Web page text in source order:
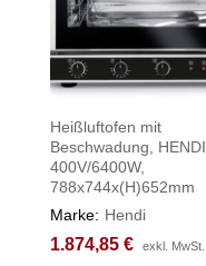
Heißluftofen mit
Beschwadung, HENDI,
400V/6400W,
788x744x(H)652mm
Marke: Hendi
1.874,85 € exkl. MwSt.
1.874,85 € exkl. MwSt.